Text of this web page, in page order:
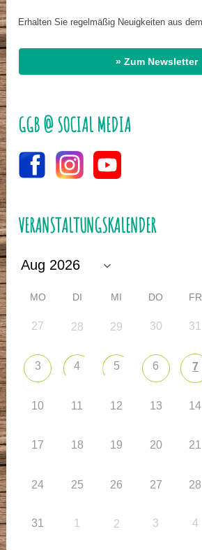
Erhalten Sie regelmäßig Neuigkeiten aus
» Zum Newsletter
GGB @ SOCIAL MEDIA
VERANSTALTUNGSKALENDER
MO DI MI DO FR
27 28 29 30 31
3 4 5 6 7
10 11 12 13 14
17 18 19 20 21
24 25 26 27 28
31 1 2 3 4